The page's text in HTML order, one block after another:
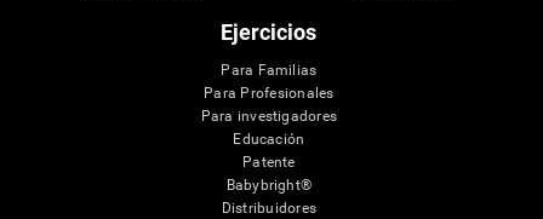
Ejercicios
Para Familias
Para Profesionales
Para investigadores
Educación
Patente
Babybright®
Distribuidores